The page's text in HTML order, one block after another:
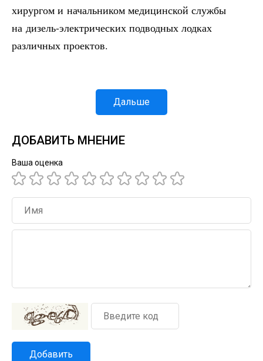
хирургом и начальником медицинской службы
на дизель-электрических подводных лодках
различных проектов.
Дальше
ДОБАВИТЬ МНЕНИЕ
Ваша оценка
Добавить